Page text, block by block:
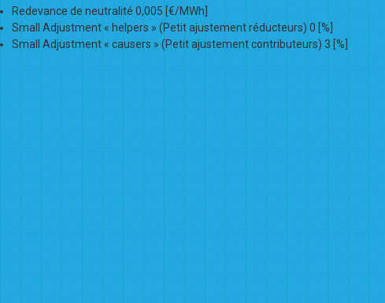
Redevance de neutralité 0,005 [€/MWh]
Small Adjustment « helpers » (Petit ajustement réducteurs) 0 [%]
Small Adjustment « causers » (Petit ajustement contributeurs) 3 [%]